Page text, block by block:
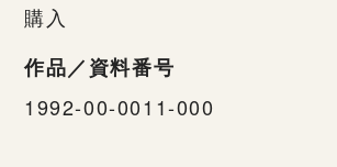
購入
作品／資料番号
1992-00-0011-000